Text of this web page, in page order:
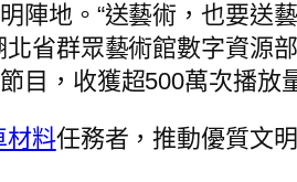
陣地。“送藝術，也要送
省群眾藝術館數字資源
，收獲超500萬次播放
材料任務者，推動優質文